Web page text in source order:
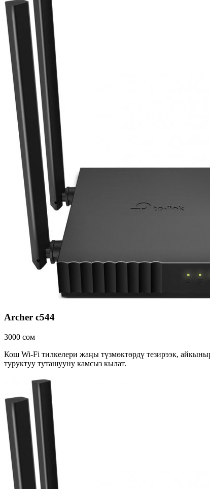
Archer c544
3000 сом
Кош Wi-Fi тилкелери жаңы түзмөктөрдү тезирээк,
туруктуу туташууну камсыз кылат.